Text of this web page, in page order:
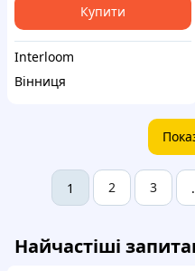
Купити
Interloom
Вінниця
1 2 3
Найчастіші